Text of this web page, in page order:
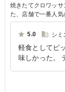
焼きたてクロワッ
た、店舗で一番人
クサクのデニッシ
が絶妙に合わさっ
5.0 シミ
軽食としてピ
味しかった。